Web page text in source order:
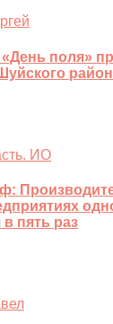
поля»
ИО
в пять раз